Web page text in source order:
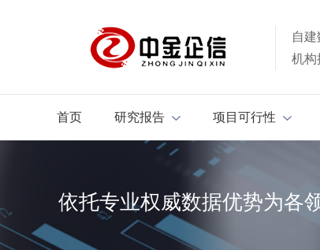
自
机构
首页 研究报告 项目可行性
依托专业权威数据优势为各